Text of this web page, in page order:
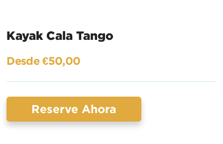
Kayak Cala Tango
Desde €50,00
Reserve Ahora